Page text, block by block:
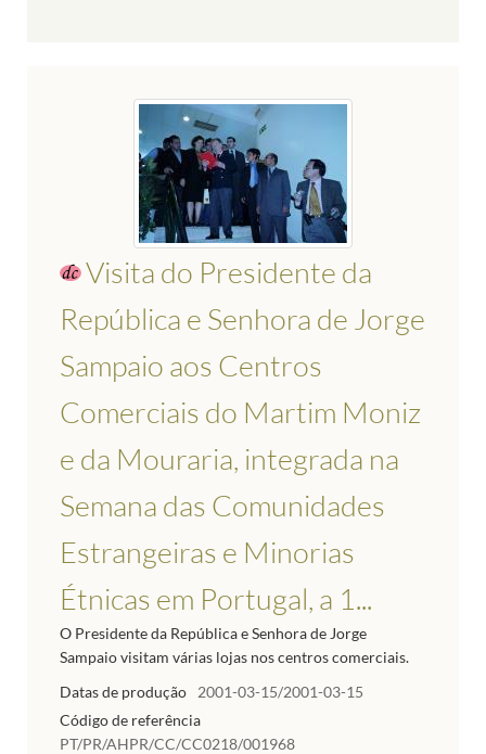
Visita do Presidente da
República e Senhora de Jorge
Sampaio aos Centros
Comerciais do Martim Moniz
e da Mouraria, integrada na
Semana das Comunidades
Estrangeiras e Minorias
Étnicas em Portugal, a 1...
O Presidente da República e Senhora de Jorge
Sampaio visitam várias lojas nos centros comerciais.
Datas de produção
2001-03-15/2001-03-15
Código de referência
PT/PR/AHPR/CC/CC0218/001968